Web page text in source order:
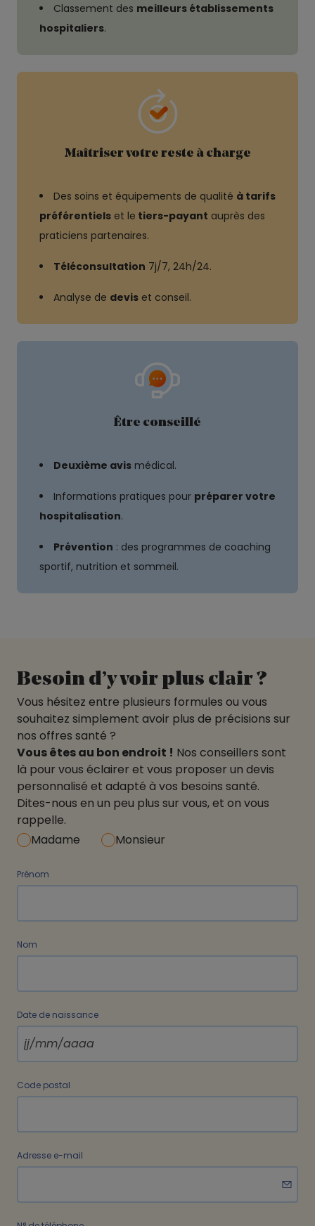
Classement des meilleurs établissements
hospitaliers.
Maîtriser votre reste à charge
Des soins et équipements de qualité à tarifs
préférentiels et le tiers-payant auprès des
praticiens partenaires.
Téléconsultation 7j/7, 24h/24.
Analyse de devis et conseil.
Être conseillé
Deuxième avis médical.
Informations pratiques pour préparer votre
hospitalisation.
Prévention : des programmes de coaching
sportif, nutrition et sommeil.
Besoin d’y voir plus clair ?
Vous hésitez entre plusieurs formules ou vous
souhaitez simplement avoir plus de précisions sur
nos offres santé ?
Vous êtes au bon endroit ! Nos conseillers sont
là pour vous éclairer et vous proposer un devis
personnalisé et adapté à vos besoins santé.
Dites-nous en un peu plus sur vous, et on vous
rappelle.
Madame
Monsieur
Prénom
Nom
Date de naissance
Code postal
Adresse e-mail